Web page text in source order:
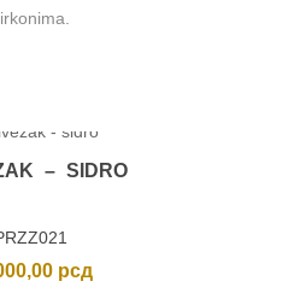
– SIDRO
рсд